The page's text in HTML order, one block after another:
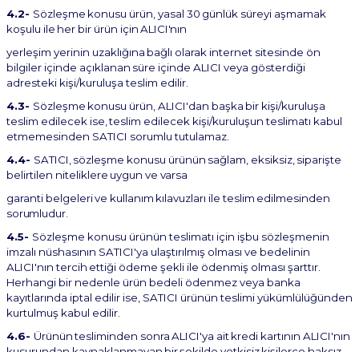
4.2- Sözleşme konusu ürün, yasal 30 günlük süreyi aşmamak
koşulu ile her bir ürün için ALICI'nın
yerleşim yerinin uzaklığına bağlı olarak internet sitesinde ön
bilgiler içinde açıklanan süre içinde ALICI veya gösterdiği
adresteki kişi/kuruluşa teslim edilir.
4.3- Sözleşme konusu ürün, ALICI'dan başka bir kişi/kuruluşa
teslim edilecek ise, teslim edilecek kişi/kuruluşun teslimatı kabul
etmemesinden SATICI sorumlu tutulamaz.
4.4- SATICI, sözleşme konusu ürünün sağlam, eksiksiz, siparişte
belirtilen niteliklere uygun ve varsa
garanti belgelerive kullanım kılavuzları ile teslim edilmesinden
sorumludur.
4.5- Sözleşme konusu ürünün teslimatı için işbu sözleşmenin
imzalı nüshasının SATICI'ya ulaştırılmış olması ve bedelinin
ALICI'nın tercih ettiği ödeme şekli ile ödenmiş olması şarttır.
Herhangi bir nedenle ürün bedeli ödenmez veya banka
kayıtlarında iptal edilir ise, SATICI ürünün teslimi yükümlülüğünden
kurtulmuş kabul edilir.
4.6- Ürününtesliminden sonra ALICI'ya aitkredi kartının ALICI'nın